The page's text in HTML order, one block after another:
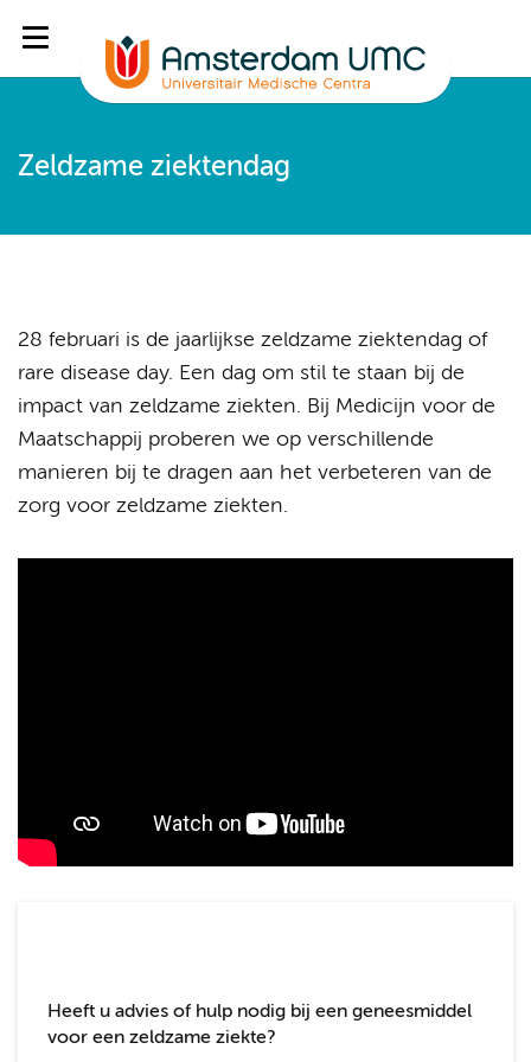
Zeldzame ziektendag
28 februari is de jaarlijkse zeldzame ziektendag of
rare disease day. Een dag om stil te staan bij de
impact van zeldzame ziekten. Bij Medicijn voor de
Maatschappij proberen we op verschillende
manieren bij te dragen aan het verbeteren van de
zorg voor zeldzame ziekten.
Heeft u advies of hulp nodig bij een geneesmiddel
voor een zeldzame ziekte?